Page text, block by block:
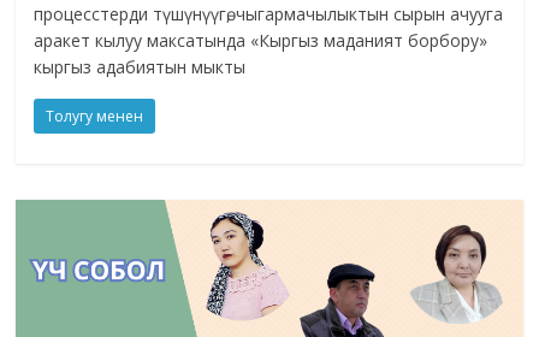
процесстерди түшүнүүгө, чыгармачылыктын сырын ачууга
аракет кылуу максатында «Кыргыз маданият борбору»
кыргыз адабиятын мыкты
Толугу менен